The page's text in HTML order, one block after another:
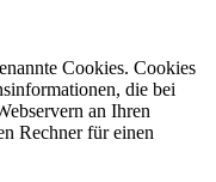
Cookies. Cookies
die bei
an Ihren
Rechner für einen